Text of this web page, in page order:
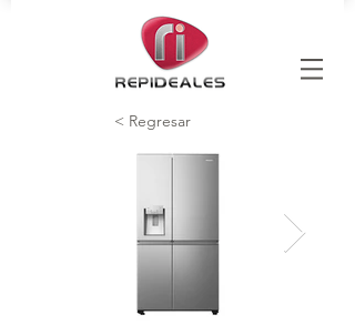
< Regresar